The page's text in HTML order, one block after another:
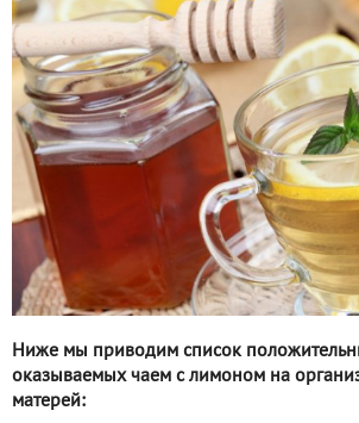
Ниже мы приводим список
оказываемых чаем с лимоном на
матерей: